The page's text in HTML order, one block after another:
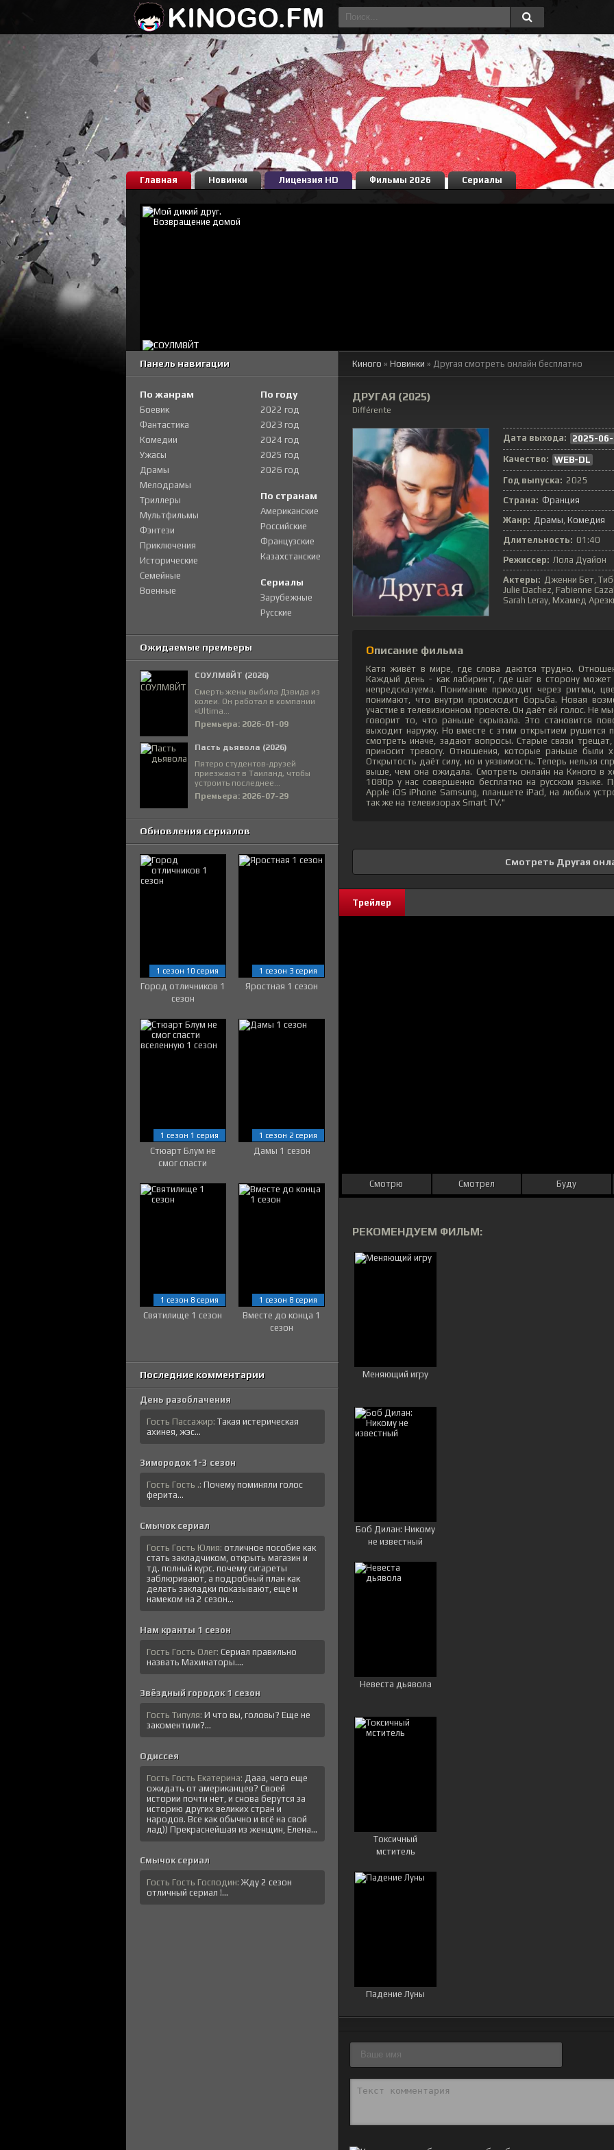
Главная Новинки Лицензия HD Фильмы 2026 Сериалы
Киного » Новинки » Другая смотреть онлайн бесплатно
ДРУГАЯ (2025)
Différente
Дата выхода:
2025-06-
Качество: WEB-DL
Год выпуска: 2025
Страна: Франция
Жанр: Драмы Комедия
Длительность: 01:40
Режиссер: Лола Дуайон
Актеры: Дженни Бет,
Julie Dachez, Fabienne
Sarah Leray, Мхамед
Описание фильма
Катя живёт в мире, где слова даются трудно.
Каждый день - как лабиринт, где шаг в сторону
непредсказуема. Понимание приходит через ритмы,
понимают, что внутри происходит борьба. Новая
участие в телевизионном проекте. Он даёт ей голос. Не
говорит то, что раньше скрывала. Это становится
выходит наружу. Но вместе с этим открытием рушится
смотреть иначе, задают вопросы. Старые связи
приносит тревогу. Отношения, которые раньше были
Открытость даёт силу, но и уязвимость. Теперь нельзя
выше, чем она ожидала. Смотреть онлайн на Киного в
1080p у нас совершенно бесплатно на русском языке.
Apple iOS iPhone Samsung, планшете iPad, на любых
так же на телевизорах Smart TV."
Смотреть Другая
Трейлер
Смотрю Смотрел Буду
РЕКОМЕНДУЕМ ФИЛЬМ:
Меняющий игру
Боб Дилан: Никому
не известный
Невеста дьявола
Токсичный
мститель
Падение Луны
Панель навигации
По жанрам
Боевик
Фантастика
Комедии
Ужасы
Драмы
Мелодрамы
Триллеры
Мультфильмы
Фэнтези
Приключения
Исторические
Семейные
Военные
По году
2022 год
2023 год
2024 год
2025 год
2026 год
По странам
Американские
Российские
Французские
Казахстанские
Сериалы
Зарубежные
Русские
Ожидаемые премьеры
СОУЛМ8ЙТ (2026)
Смерть жены выбила Дэвида из
колеи. Он работал в компании
«Ultima...
Премьера: 2026-01-09
Пасть дьявола (2026)
Пятеро студентов-друзей
приезжают в Таиланд, чтобы
устроить последнее...
Премьера: 2026-07-29
Обновления сериалов
Город отличников 1
сезон
1 сезон 10 серия
Яростная 1 сезон
1 сезон 3 серия
Стюарт Блум не
смог спасти
1 сезон 1 серия
Дамы 1 сезон
1 сезон 2 серия
Святилище 1 сезон
1 сезон 8 серия
Вместе до конца 1
сезон
1 сезон 8 серия
Последние комментарии
День разоблачения
Гость Пассажир: Такая истерическая
ахинея, жэс...
Зимородок 1-3 сезон
Гость Гость .: Почему поминяли голос
ферита...
Смычок сериал
Гость Гость Юлия: отличное пособие как
стать закладчиком, открыть магазин и
тд. полный курс. почему сигареты
заблюривают, а подробный план как
делать закладки показывают, еще и
намеком на 2 сезон...
Нам кранты 1 сезон
Гость Гость Олег: Сериал правильно
назвать Махинаторы....
Звёздный городок 1 сезон
Гость Типуля: И что вы, головы? Еще не
закоментили?...
Одиссея
Гость Гость Екатерина: Дааа, чего еще
ожидать от американцев? Своей
истории почти нет, и снова берутся за
историю других великих стран и
народов. Все как обычно и всё на свой
лад)) Прекраснейшая из женщин, Елена...
Смычок сериал
Гость Гость Господин: Жду 2 сезон
отличный сериал !...